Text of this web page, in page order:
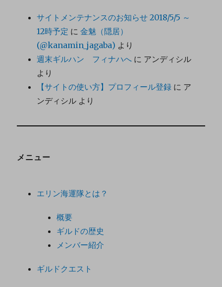
サイトメンテナンスのお知らせ 2018/5/5 ～
12時予定 に金魅（隠居）
(@kanamin_jagaba) より
週末ギルハン フィナハへ に アンディシル
より
【サイトの使い方】プロフィール登録 に ア
ンディシル より
メニュー
エリン海運隊とは？
概要
ギルドの歴史
メンバー紹介
ギルドクエスト